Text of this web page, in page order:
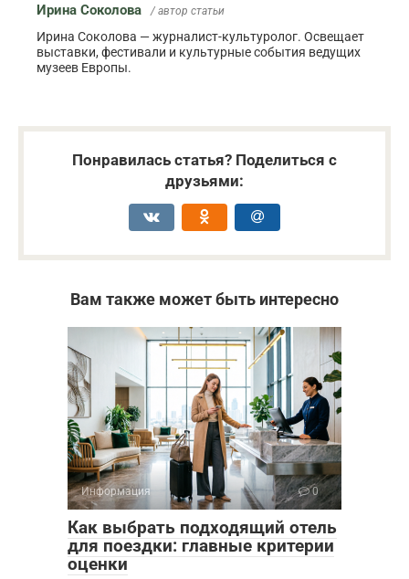
Ирина Соколова / автор статьи
Ирина Соколова — журналист-культуролог. Освещает
выставки, фестивали и культурные события ведущих
музеев Европы.
Понравилась статья? Поделиться с
друзьями:
Вам также может быть интересно
Информация 0
Как выбрать подходящий отель
для поездки: главные критерии
оценки